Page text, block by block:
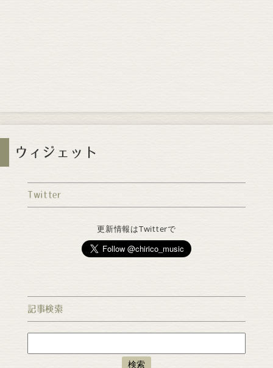
ウィジェット
Twitter
更新情報はTwitterで
記事検索